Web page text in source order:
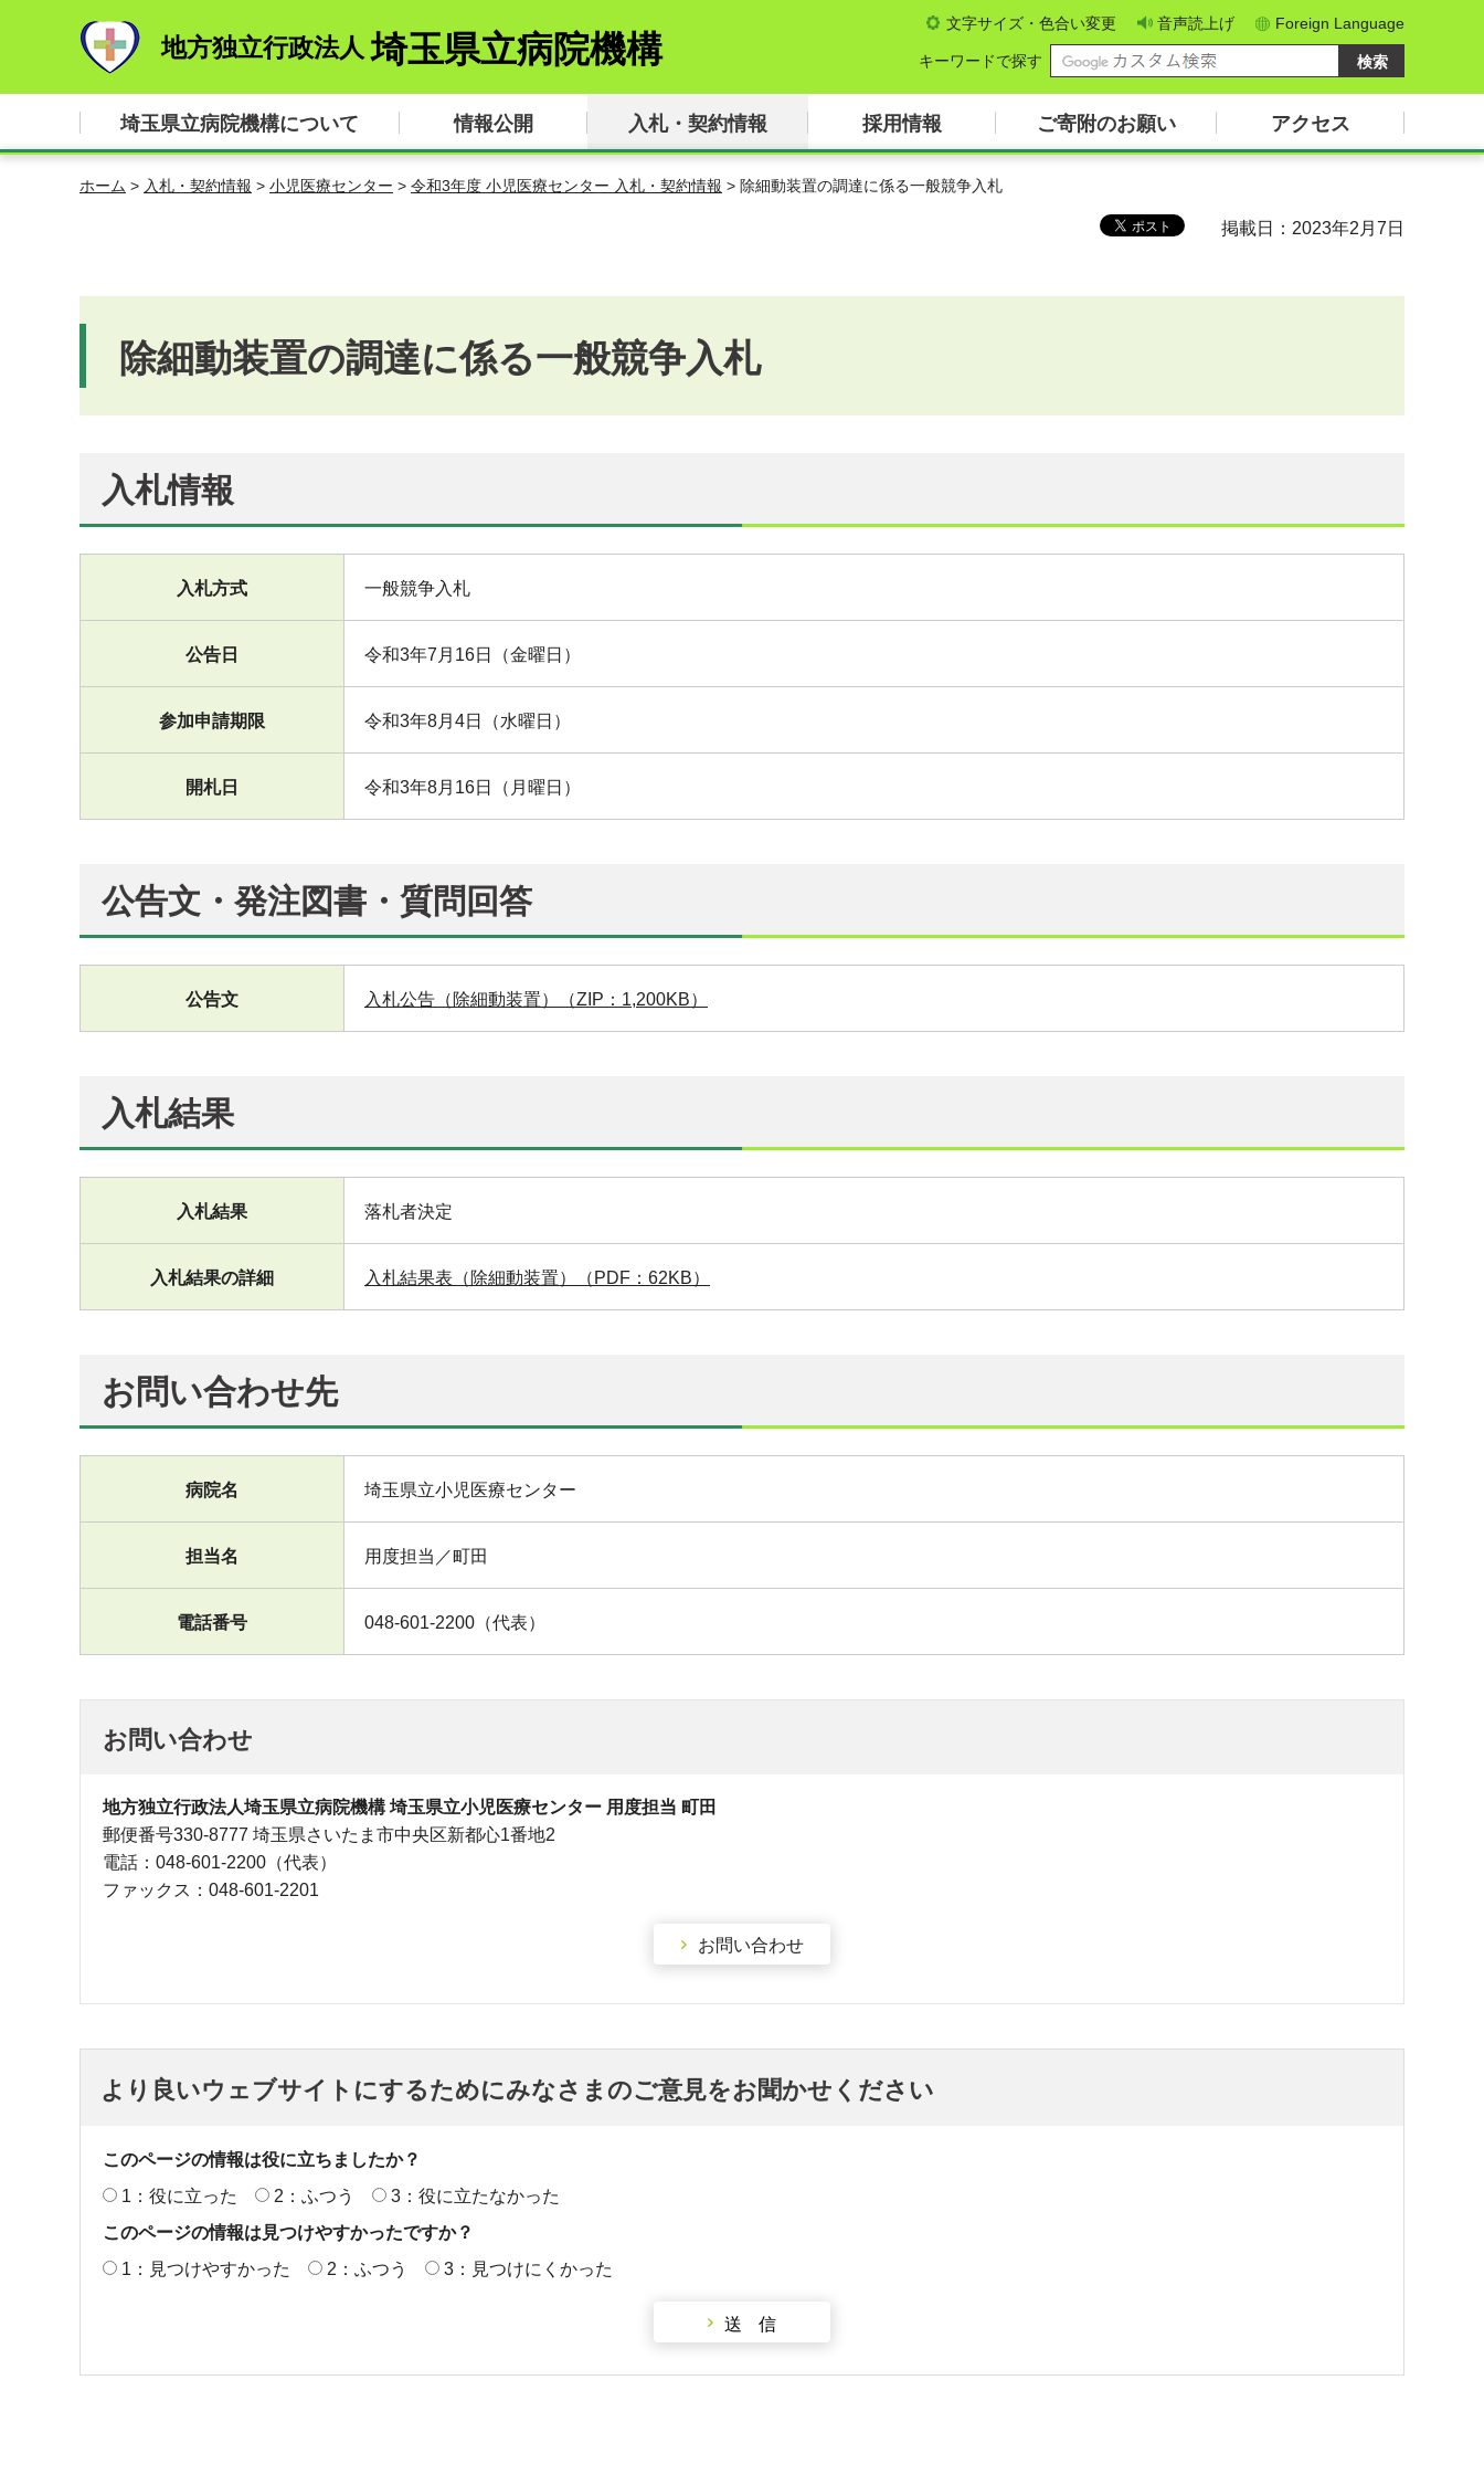
地方独立行政法人 埼玉県立病院機構
文字サイズ・色合い変更 音声読上げ Foreign Language
キーワードで探す
埼玉県立病院機構について 情報公開 入札・契約情報 採用情報 ご寄附のお願い アクセス
ホーム > 入札・契約情報 > 小児医療センター > 令和3年度 小児医療センター 入札・契約情報 > 除細動装置の調達に係る一般競争入札
掲載日：2023年2月7日
除細動装置の調達に係る一般競争入札
入札情報
入札方式 一般競争入札
公告日 令和3年7月16日（金曜日）
参加申請期限 令和3年8月4日（水曜日）
開札日 令和3年8月16日（月曜日）
公告文・発注図書・質問回答
公告文 入札公告（除細動装置）（ZIP：1,200KB）
入札結果
入札結果 落札者決定
入札結果の詳細 入札結果表（除細動装置）（PDF：62KB）
お問い合わせ先
病院名 埼玉県立小児医療センター
担当名 用度担当／町田
電話番号 048-601-2200（代表）
お問い合わせ
地方独立行政法人埼玉県立病院機構 埼玉県立小児医療センター 用度担当 町田
郵便番号330-8777 埼玉県さいたま市中央区新都心1番地2
電話：048-601-2200（代表）
ファックス：048-601-2201
より良いウェブサイトにするためにみなさまのご意見をお聞かせください
このページの情報は役に立ちましたか？
1：役に立った
2：ふつう
3：役に立たなかった
このページの情報は見つけやすかったですか？
1：見つけやすかった
2：ふつう 3：見つけにくかった